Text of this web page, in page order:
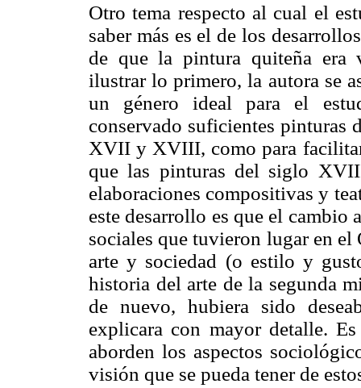
Otro tema respecto al cual el
saber más es el de los
de que la pintura quiteña era
ilustrar lo primero, la autora se
un género ideal para el
conservado suficientes pinturas
XVII y XVIII, como para
que las pinturas del siglo
elaboraciones compositivas y
este desarrollo es que el cambio
sociales que tuvieron lugar en
arte y sociedad (o estilo y
historia del arte de la segunda
de nuevo, hubiera sido
explicara con mayor detalle.
aborden los aspectos
visión que se pueda tener de